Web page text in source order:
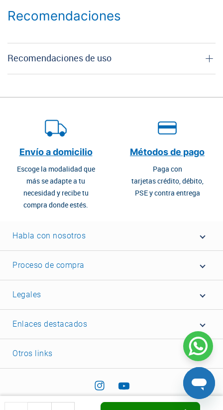
Recomendaciones
Recomendaciones de uso
Envío a domicilio
Escoge la modalidad que
más se adapte a tu
necesidad y recibe tu
compra donde estés.
Métodos de pago
Paga con
tarjetas crédito, débito,
PSE y contra entrega
Habla con nosotros
Proceso de compra
Legales
Enlaces destacados
Otros links